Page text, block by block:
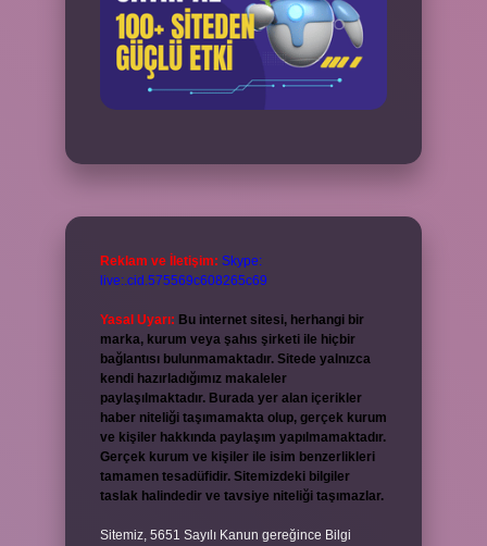
Reklam ve İletişim: Skype:
live:.cid.575569c608265c69
Yasal Uyarı: Bu internet sitesi, herhangi bir
marka, kurum veya şahıs şirketi ile hiçbir
bağlantısı bulunmamaktadır. Sitede yalnızca
kendi hazırladığımız makaleler
paylaşılmaktadır. Burada yer alan içerikler
haber niteliği taşımamakta olup, gerçek kurum
ve kişiler hakkında paylaşım yapılmamaktadır.
Gerçek kurum ve kişiler ile isim benzerlikleri
tamamen tesadüfidir. Sitemizdeki bilgiler
taslak halindedir ve tavsiye niteliği taşımazlar.
Sitemiz, 5651 Sayılı Kanun gereğince Bilgi